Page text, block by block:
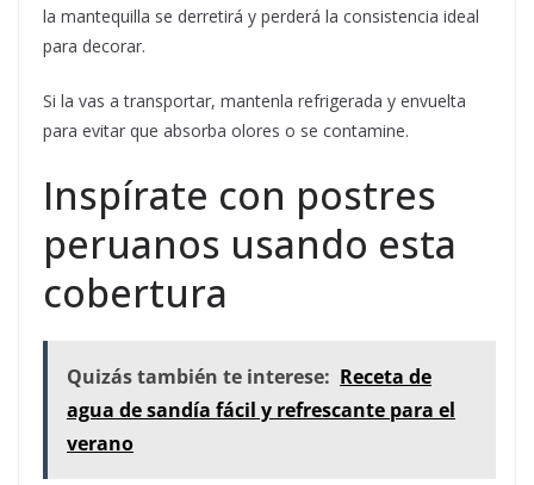
la mantequilla se derretirá y perderá la consistencia ideal
para decorar.
Si la vas a transportar, mantenla refrigerada y envuelta
para evitar que absorba olores o se contamine.
Inspírate con postres
peruanos usando esta
cobertura
Quizás también te interese: Receta de
agua de sandía fácil y refrescante para el
verano